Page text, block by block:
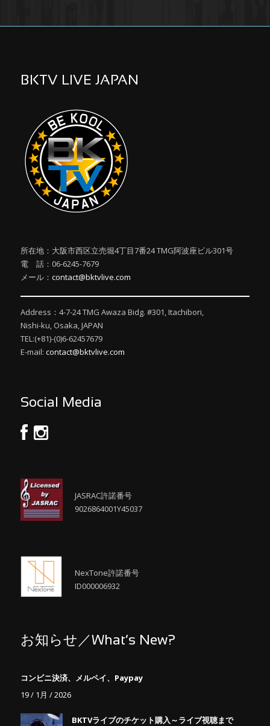
BKTV LIVE JAPAN
所在地：大阪市西区立売堀4丁目7番24 TMG阿波座ビル301号
電 話：06-6245-7679
メール： contact@bktvlive.com
Address：4-7-24 TMG Awaza Bidg. #301, Itachibori,
Nishi-ku, Osaka, JAPAN
TEL:(+81)-(0)6-62457679
E-mail: contact@bktvlive.com
Social Media
JASRAC許諾番号
9026864001Y45037
NexTone許諾番号
ID000006932
お知らせ／What’s New?
コンビニ決済、メルペイ、Paypay
19 / 1月 / 2026
BKTVライブのチケット購入～ライブ視聴まで